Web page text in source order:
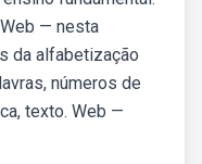
— nesta
da alfabetização
números de
texto. Web —